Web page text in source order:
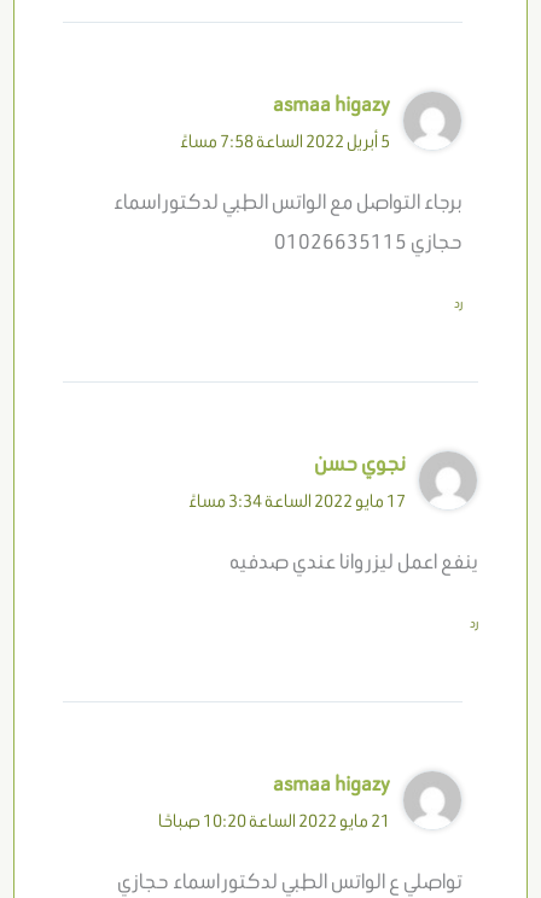
asmaa higazy
5 أبريل 2022 الساعة 7:58 مساءً
برجاء التواصل مع الواتس الطبي لدكتور اسماء
حجازي 01026635115
رد
نجوي حسن
17 مايو 2022 الساعة 3:34 مساءً
ينفع اعمل ليزر وانا عندي صدفيه
رد
asmaa higazy
21 مايو 2022 الساعة 10:20 صباحًا
تواصلي ع الواتس الطبي لدكتور اسماء حجازي